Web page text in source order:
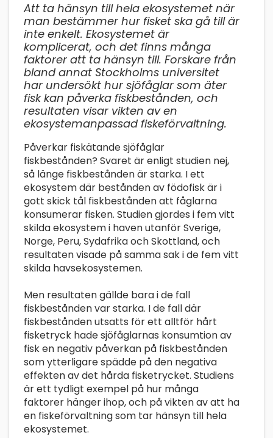
Att ta hänsyn till hela ekosystemet när
man bestämmer hur fisket ska gå till är
inte enkelt. Ekosystemet är
komplicerat, och det finns många
faktorer att ta hänsyn till. Forskare från
bland annat Stockholms universitet
har undersökt hur sjöfåglar som äter
fisk kan påverka fiskbestånden, och
resultaten visar vikten av en
ekosystemanpassad fiskeförvaltning.
Påverkar fiskätande sjöfåglar
fiskbestånden? Svaret är enligt studien nej,
så länge fiskbestånden är starka. I ett
ekosystem där bestånden av födofisk är i
gott skick tål fiskbestånden att fåglarna
konsumerar fisken. Studien gjordes i fem vitt
skilda ekosystem i haven utanför Sverige,
Norge, Peru, Sydafrika och Skottland, och
resultaten visade på samma sak i de fem vitt
skilda havsekosystemen.
Men resultaten gällde bara i de fall
fiskbestånden var starka. I de fall där
fiskbestånden utsatts för ett alltför hårt
fisketryck hade sjöfåglarnas konsumtion av
fisk en negativ påverkan på fiskbestånden
som ytterligare spädde på den negativa
effekten av det hårda fisketrycket. Studiens
är ett tydligt exempel på hur många
faktorer hänger ihop, och på vikten av att ha
en fiskeförvaltning som tar hänsyn till hela
ekosystemet.